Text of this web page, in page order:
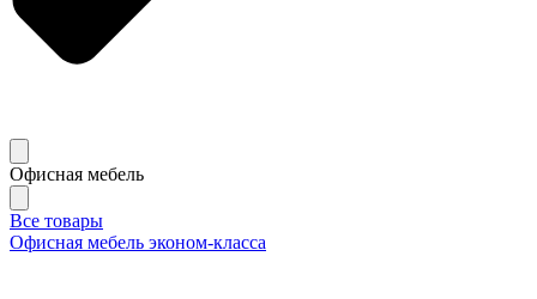
Офисная мебель
Все товары
Офисная мебель эконом-класса